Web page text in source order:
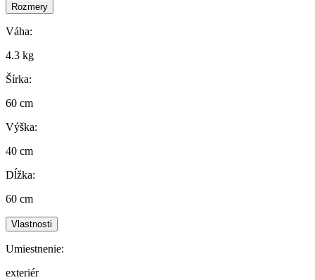
Rozmery
Váha:
4.3 kg
Šírka:
60 cm
Výška:
40 cm
Dĺžka:
60 cm
Vlastnosti
Umiestnenie:
exteriér